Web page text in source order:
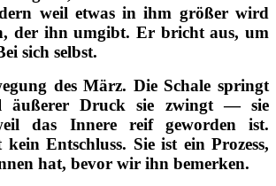
weil etwas in ihm größer wird
der ihn umgibt. Er bricht aus, um
sich selbst.
des März. Die Schale springt
äußerer Druck sie zwingt — sie
das Innere reif geworden ist.
Entschluss. Sie ist ein Prozess,
hat, bevor wir ihn bemerken.